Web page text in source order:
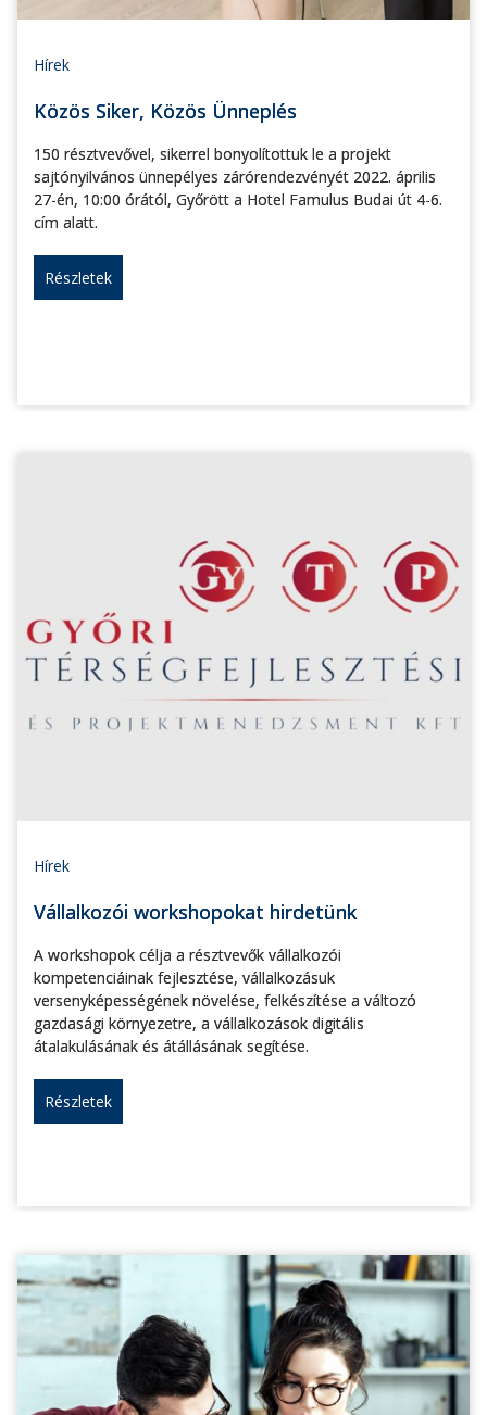
Hírek
Közös Siker, Közös Ünneplés
150 résztvevővel, sikerrel bonyolítottuk le a projekt
sajtónyilvános ünnepélyes zárórendezvényét 2022. április
27-én, 10:00 órától, Győrött a Hotel Famulus Budai út 4-6.
cím alatt.
Részletek
Hírek
Vállalkozói workshopokat hirdetünk
A workshopok célja a résztvevők vállalkozói
kompetenciáinak fejlesztése, vállalkozásuk
versenyképességének növelése, felkészítése a változó
gazdasági környezetre, a vállalkozások digitális
átalakulásának és átállásának segítése.
Részletek